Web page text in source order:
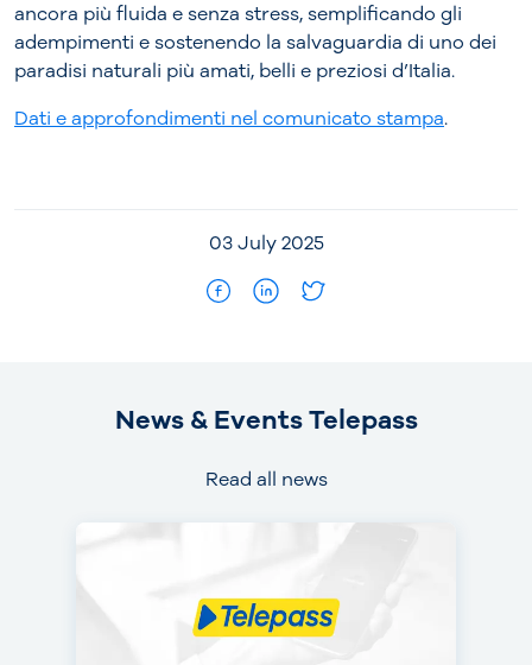
ancora più fluida e senza stress, semplificando gli
adempimenti e sostenendo la salvaguardia di uno dei
paradisi naturali più amati, belli e preziosi d’Italia.
Dati e approfondimenti nel comunicato stampa.
03 July 2025
News & Events Telepass
Read all news